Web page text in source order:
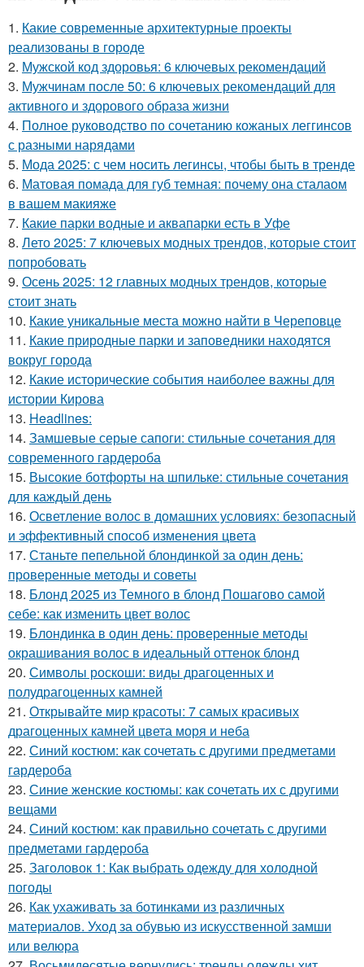
1. Какие современные архитектурные проекты
реализованы в городе
2. Мужской код здоровья: 6 ключевых рекомендаций
3. Мужчинам после 50: 6 ключевых рекомендаций для
активного и здорового образа жизни
4. Полное руководство по сочетанию кожаных леггинсов
с разными нарядами
5. Мода 2025: с чем носить легинсы, чтобы быть в тренде
6. Матовая помада для губ темная: почему она сталаом
в вашем макияже
7. Какие парки водные и аквапарки есть в Уфе
8. Лето 2025: 7 ключевых модных трендов, которые стоит
попробовать
9. Осень 2025: 12 главных модных трендов, которые
стоит знать
10. Какие уникальные места можно найти в Череповце
11. Какие природные парки и заповедники находятся
вокруг города
12. Какие исторические события наиболее важны для
истории Кирова
13. Headlines:
14. Замшевые серые сапоги: стильные сочетания для
современного гардероба
15. Высокие ботфорты на шпильке: стильные сочетания
для каждый день
16. Осветление волос в домашних условиях: безопасный
и эффективный способ изменения цвета
17. Станьте пепельной блондинкой за один день:
проверенные методы и советы
18. Блонд 2025 из Темного в блонд Пошагово самой
себе: как изменить цвет волос
19. Блондинка в один день: проверенные методы
окрашивания волос в идеальный оттенок блонд
20. Символы роскоши: виды драгоценных и
полудрагоценных камней
21. Открывайте мир красоты: 7 самых красивых
драгоценных камней цвета моря и неба
22. Синий костюм: как сочетать с другими предметами
гардероба
23. Синие женские костюмы: как сочетать их с другими
вещами
24. Синий костюм: как правильно сочетать с другими
предметами гардероба
25. Заголовок 1: Как выбрать одежду для холодной
погоды
26. Как ухаживать за ботинками из различных
материалов. Уход за обувью из искусственной замши
или велюра